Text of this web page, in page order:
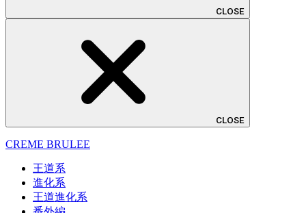
CLOSE
CLOSE
CREME BRULEE
王道系
進化系
王道進化系